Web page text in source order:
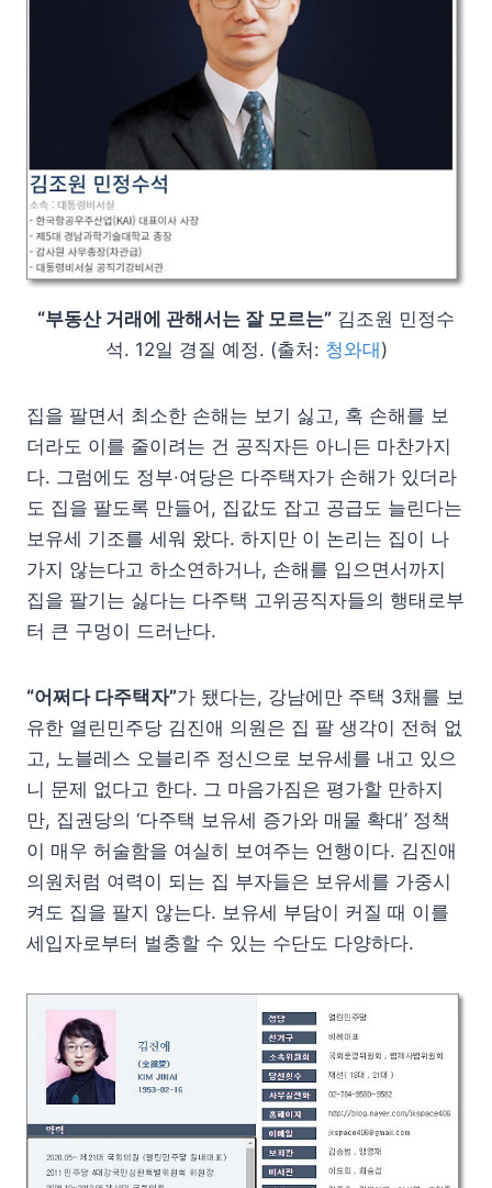
“부동산 거래에 관해서는 잘 모르는” 김조원 민정수
석. 12일 경질 예정. (출처: 청와대)
집을 팔면서 최소한 손해는 보기 싫고, 혹 손해를 보
더라도 이를 줄이려는 건 공직자든 아니든 마찬가지
다. 그럼에도 정부·여당은 다주택자가 손해가 있더라
도 집을 팔도록 만들어, 집값도 잡고 공급도 늘린다는
보유세 기조를 세워 왔다. 하지만 이 논리는 집이 나
가지 않는다고 하소연하거나, 손해를 입으면서까지
집을 팔기는 싫다는 다주택 고위공직자들의 행태로부
터 큰 구멍이 드러난다.
“어쩌다 다주택자”가 됐다는, 강남에만 주택 3채를 보
유한 열린민주당 김진애 의원은 집 팔 생각이 전혀 없
고, 노블레스 오블리주 정신으로 보유세를 내고 있으
니 문제 없다고 한다. 그 마음가짐은 평가할 만하지
만, 집권당의 ‘다주택 보유세 증가와 매물 확대’ 정책
이 매우 허술함을 여실히 보여주는 언행이다. 김진애
의원처럼 여력이 되는 집 부자들은 보유세를 가중시
켜도 집을 팔지 않는다. 보유세 부담이 커질 때 이를
세입자로부터 벌충할 수 있는 수단도 다양하다.